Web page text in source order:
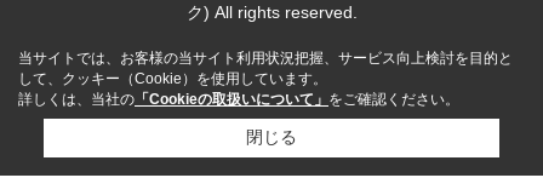
ク) All rights reserved.
当サイトでは、お客様の当サイト利用状況把握、サービス向上検討を目的と
して、クッキー（Cookie）を使用しています。
詳しくは、当社の 「Cookieの取扱いについて」 をご確認ください。
閉じる